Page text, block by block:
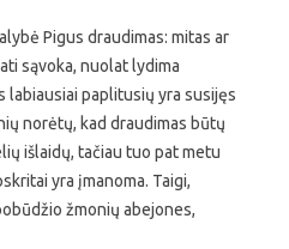
Pigus draudimas: mitas ar
sąvoka, nuolat lydima
labiausiai paplitusių yra susijęs
norėtų, kad draudimas būtų
išlaidų, tačiau tuo pat metu
yra įmanoma. Taigi,
žmonių abejones,